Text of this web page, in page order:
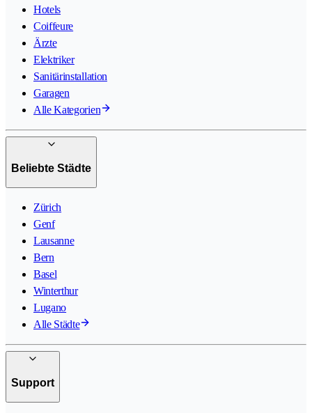
Hotels
Coiffeure
Ärzte
Elektriker
Sanitärinstallation
Garagen
Alle Kategorien
Beliebte Städte
Zürich
Genf
Lausanne
Bern
Basel
Winterthur
Lugano
Alle Städte
Support